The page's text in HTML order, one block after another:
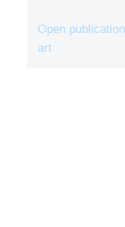
Open publication
art